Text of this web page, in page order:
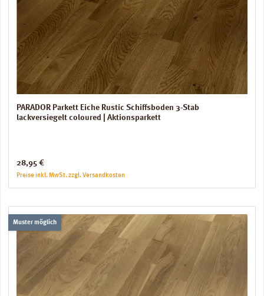
PARADOR Parkett Eiche Rustic Schiffsboden 3-Stab
lackversiegelt coloured | Aktionsparkett
Regulärer Preis:
28,95 €
Preise inkl. MwSt. zzgl. Versandkosten
Muster möglich